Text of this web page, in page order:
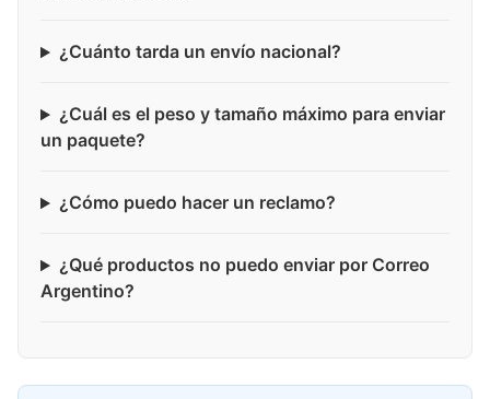
¿Cuánto tarda un envío nacional?
¿Cuál es el peso y tamaño máximo para enviar
un paquete?
¿Cómo puedo hacer un reclamo?
¿Qué productos no puedo enviar por Correo
Argentino?